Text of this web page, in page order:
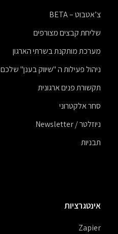
צ’אטבוט – BETA
שליחת קבצים מצורפים
מערכת מותקנת בשרתי הארגון
ניהול פעילות ה "שיווק בענן" שלכם
תקשורת פנים ארגונית
סחר אלקטרוני
ניוזלטר / Newsletter
תבניות
אינטגרציות
Zapier